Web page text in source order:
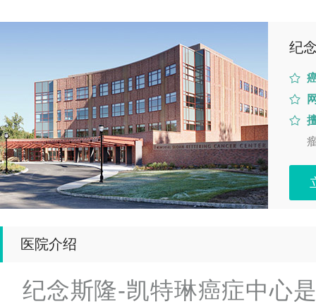
纪
医院介绍
纪念斯隆-凯特琳癌症中心